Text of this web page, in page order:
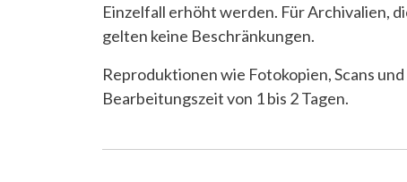
Einzelfall erhöht werden. Für Archivalien,
gelten keine Beschränkungen.
Reproduktionen wie Fotokopien, Scans
Bearbeitungszeit von 1 bis 2 Tagen.